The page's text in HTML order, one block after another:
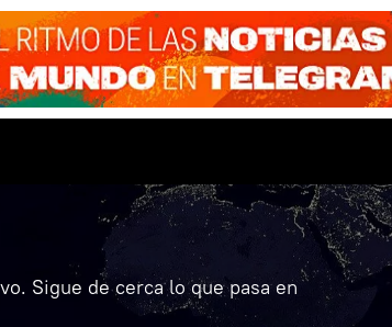
Sigue de cerca lo que pasa en